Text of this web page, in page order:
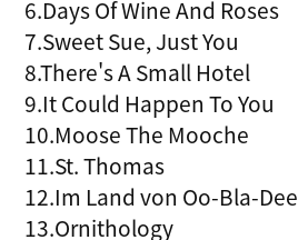
6.Days Of Wine And Roses
7.Sweet Sue, Just You
8.There's A Small Hotel
9.It Could Happen To You
10.Moose The Mooche
11.St. Thomas
12.Im Land von Oo-Bla-Dee
13.Ornithology